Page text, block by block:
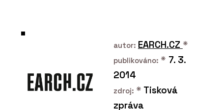
autor: EARCH.CZ *
publikováno: * 7. 3.
2014
zdroj: * Tisková
zpráva